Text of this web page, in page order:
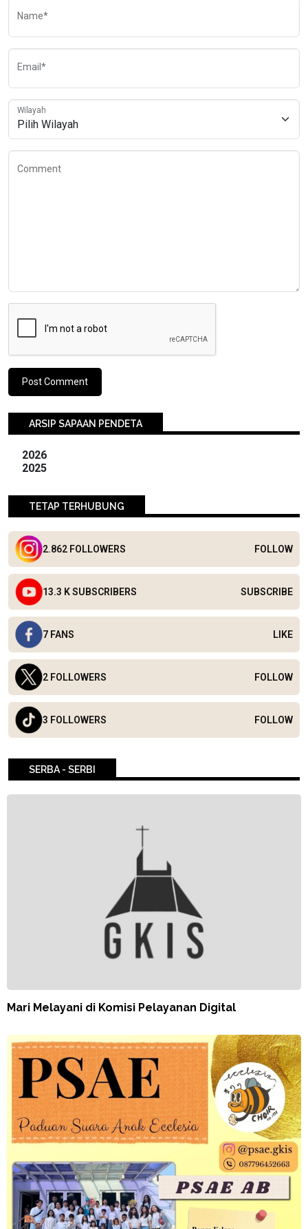
Name*
Email*
Wilayah
Comment
ARSIP SAPAAN PENDETA
2026
2025
TETAP TERHUBUNG
2.862 FOLLOWERS FOLLOW
13.3 K SUBSCRIBERS SUBSCRIBE
7 FANS LIKE
2 FOLLOWERS FOLLOW
3 FOLLOWERS FOLLOW
SERBA - SERBI
Mari Melayani di Komisi Pelayanan Digital